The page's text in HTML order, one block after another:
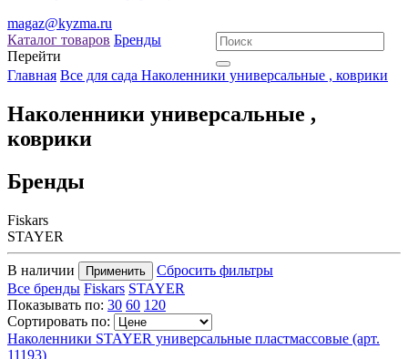
magaz@kyzma.ru
Каталог товаров Бренды
Перейти
Главная Все для сада Наколенники универсальные , коврики
Наколенники универсальные ,
коврики
Бренды
Fiskars
STAYER
В наличии Применить
Сбросить фильтры
Все бренды Fiskars STAYER
Показывать по: 30 60 120
Сортировать по:
Наколенники STAYER универсальные пластмассовые (арт.
11193)